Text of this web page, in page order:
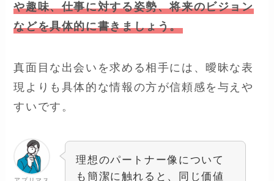
や趣味、仕事に対する姿勢、将来のビジョン
などを具体的に書きましょう。
真面目な出会いを求める相手には、曖昧な表
現よりも具体的な情報の方が信頼感を与えや
すいです。
理想のパートナー像について
も簡潔に触れると、同じ価値